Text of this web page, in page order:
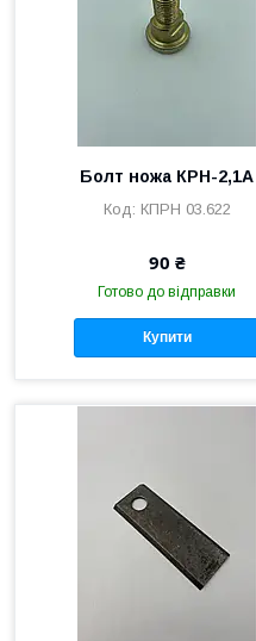
Болт ножа КРН-2,1А
КПРН 03.622
90 ₴
Готово до відправки
Купити